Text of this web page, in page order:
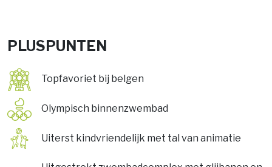
PLUSPUNTEN
Topfavoriet bij belgen
Olympisch binnenzwembad
Uiterst kindvriendelijk met tal van animatie